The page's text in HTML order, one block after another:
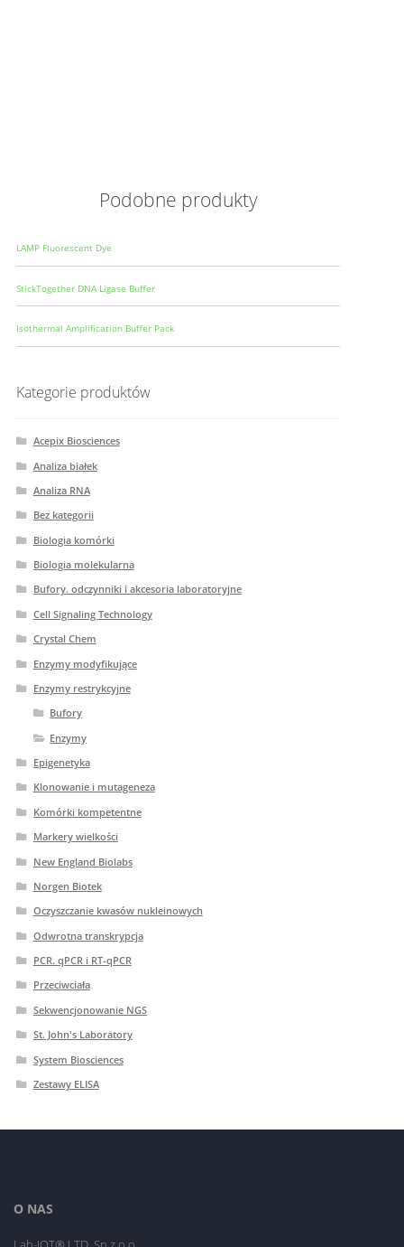
Podobne produkty
LAMP Fluorescent Dye
StickTogether DNA Ligase Buffer
Isothermal Amplification Buffer Pack
Kategorie produktów
Acepix Biosciences
Analiza białek
Analiza RNA
Bez kategorii
Biologia komórki
Biologia molekularna
Bufory. odczynniki i akcesoria laboratoryjne
Cell Signaling Technology
Crystal Chem
Enzymy modyfikujące
Enzymy restrykcyjne
Bufory
Enzymy
Epigenetyka
Klonowanie i mutageneza
Komórki kompetentne
Markery wielkości
New England Biolabs
Norgen Biotek
Oczyszczanie kwasów nukleinowych
Odwrotna transkrypcja
PCR. qPCR i RT-qPCR
Przeciwciała
Sekwencjonowanie NGS
St. John's Laboratory
System Biosciences
Zestawy ELISA
O NAS